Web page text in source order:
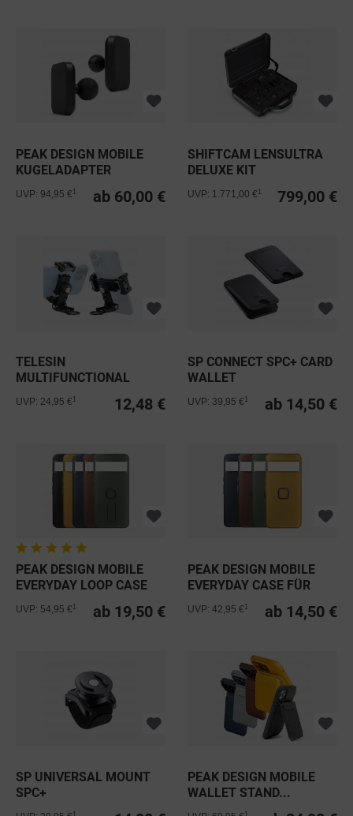
PEAK DESIGN MOBILE
KUGELADAPTER
CHARGING
ab 60,00 €
UVP: 94,95 €
SHIFTCAM LENSULTRA
DELUXE KIT
799,00 €
UVP: 1.771,00 €
TELESIN
MULTIFUNCTIONAL
MOBILE PHONE HOLDER
12,48 €
UVP: 24,95 €
SP CONNECT SPC+ CARD
WALLET
ab 14,50 €
UVP: 39,95 €
PEAK DESIGN MOBILE
EVERYDAY LOOP CASE
ab 19,50 €
UVP: 54,95 €
PEAK DESIGN MOBILE
EVERYDAY CASE FÜR
GOOGLE...
ab 14,50 €
UVP: 42,95 €
SP UNIVERSAL MOUNT
SPC+
PEAK DESIGN MOBILE
WALLET STAND...